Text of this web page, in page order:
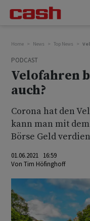
Home News Top News
PODCAST
Velofahren
auch?
Corona hat den
kann man mit
Börse Geld
01.06.2021 16:59
Von Tim Höfinghoff